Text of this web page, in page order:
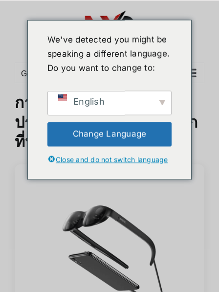
Go to...
การเปลี่ยนแปลง
ประสบการณ์การทำงานจาก
ที่บ้านด้วย XREAL Light
We've detected you might be
speaking a different language.
Do you want to change to:
English
Change Language
Close and do not switch language